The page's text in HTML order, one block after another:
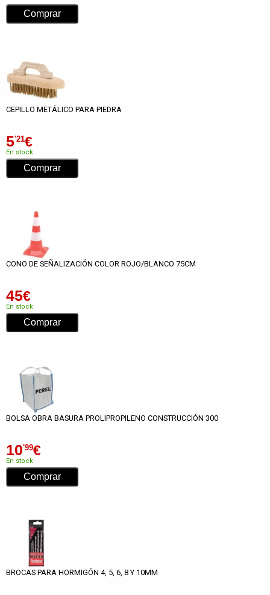
CEPILLO METÁLICO PARA PIEDRA
5'21€
En stock
CONO DE SEÑALIZACIÓN COLOR ROJO/BLANCO 75CM
45€
En stock
BOLSA OBRA BASURA PROLIPROPILENO CONSTRUCCIÓN 300
10'99€
En stock
BROCAS PARA HORMIGÓN 4, 5, 6, 8 Y 10MM